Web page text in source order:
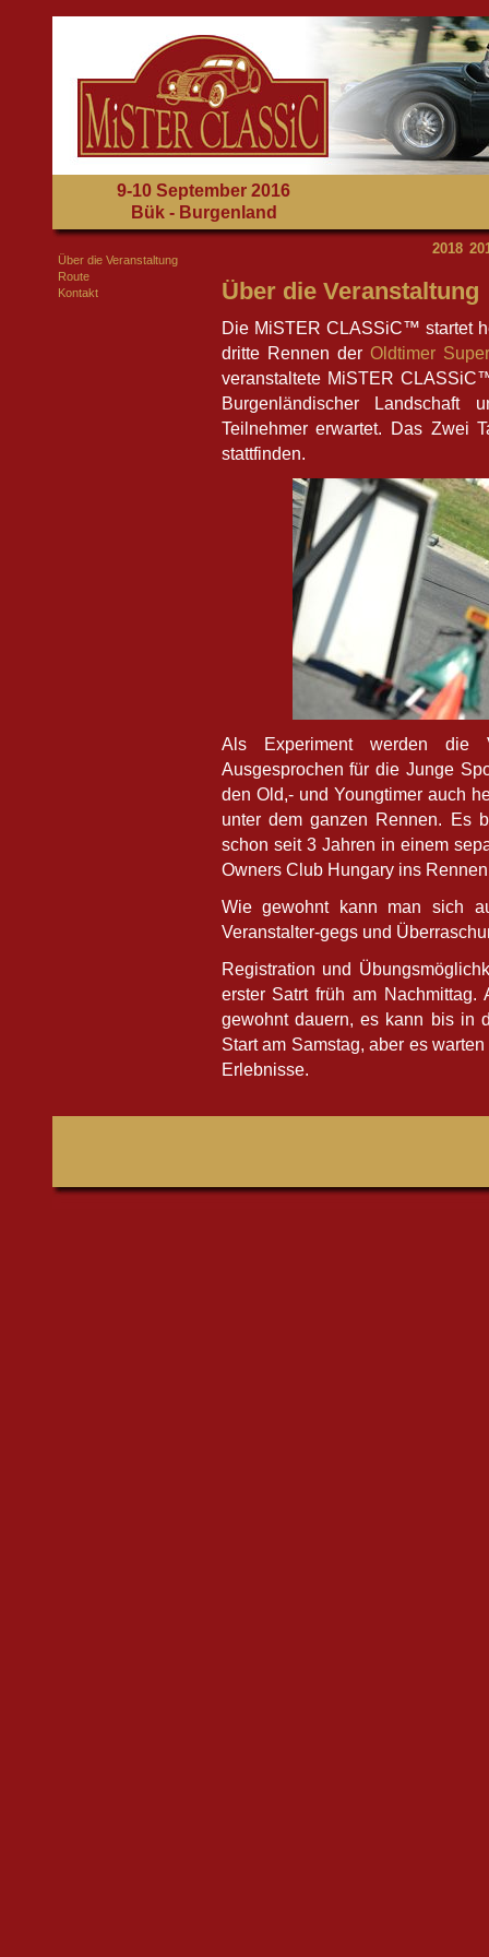
9-10 September 2016
Bük - Burgenland
2018
Über die Veranstaltung
Route
Kontakt
Über die Veranstaltung
Die MiSTER CLASSiC™ startet
dritte Rennen der Oldtimer
veranstaltete MiSTER
Burgenländischer
Teilnehmer erwartet. Das Zwei
stattfinden.
Als Experiment werden die
Ausgesprochen für die Junge
den Old,- und Youngtimer auch
unter dem ganzen Rennen. Es
schon seit 3 Jahren in einem
Owners Club Hungary ins
Wie gewohnt kann man sich
Veranstalter-gegs und
Registration und
erster Satrt früh am
gewohnt dauern, es kann bis in
Start am Samstag, aber es
Erlebnisse.